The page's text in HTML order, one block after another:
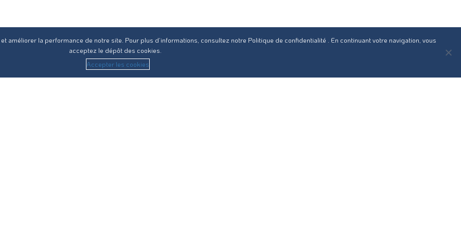
améliorer la performance de notre site. Pour plus d’informations, consultez notre Politique de confidentialité
. En continuant votre navigation, vous
acceptez le dépôt des cookies.
Accepter les cookies